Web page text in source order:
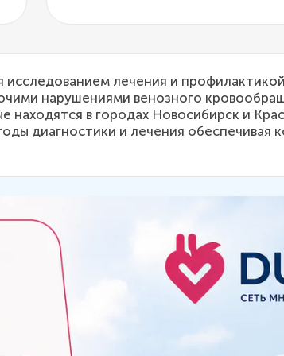
лечения и
нарушениями венозного
в городах Новосибирск и
диагностики и лечения обеспечивая